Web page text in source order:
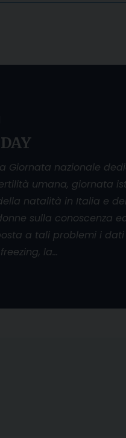
Giornata nazionale
umana, giornata
natalità in Italia e
sulla conoscenza
a tali problemi i
la…